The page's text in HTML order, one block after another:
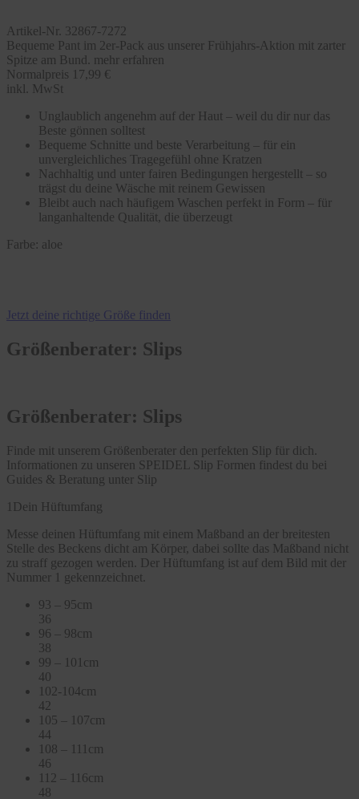
Artikel-Nr. 32867-7272
Bequeme Pant im 2er-Pack aus unserer Frühjahrs-Aktion mit zarter
Spitze am Bund. mehr erfahren
Normalpreis 17,99 €
inkl. MwSt
Unglaublich angenehm auf der Haut – weil du dir nur das
Beste gönnen solltest
Bequeme Schnitte und beste Verarbeitung – für ein
unvergleichliches Tragegefühl ohne Kratzen
Nachhaltig und unter fairen Bedingungen hergestellt – so
trägst du deine Wäsche mit reinem Gewissen
Bleibt auch nach häufigem Waschen perfekt in Form – für
langanhaltende Qualität, die überzeugt
Farbe: aloe
Jetzt deine richtige Größe finden
Größenberater: Slips
Größenberater: Slips
Finde mit unserem Größenberater den perfekten Slip für dich.
Informationen zu unseren SPEIDEL Slip Formen findest du bei
Guides & Beratung unter Slip
1 Dein Hüftumfang
Messe deinen Hüftumfang mit einem Maßband an der breitesten
Stelle des Beckens dicht am Körper, dabei sollte das Maßband nicht
zu straff gezogen werden. Der Hüftumfang ist auf dem Bild mit der
Nummer 1 gekennzeichnet.
93 – 95cm
36
96 – 98cm
38
99 – 101cm
40
102-104cm
42
105 – 107cm
44
108 – 111cm
46
112 – 116cm
48